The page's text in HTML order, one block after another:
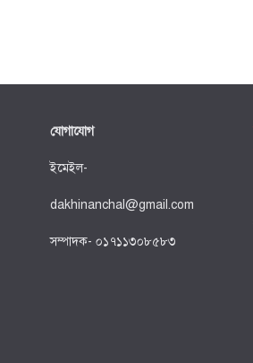
যোগাযোগ
ইমেইল-
dakhinanchal@gmail.com
সম্পাদক- ০১৭১১৩০৮৫৮৩